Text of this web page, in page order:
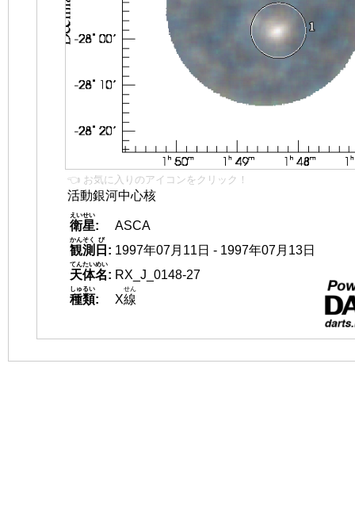
👈 お気に入りのアイコンをクリック！
活動銀河中心核
衛星
えいせい
:
ASCA
観測
かんそく
日
び
: 1997年07月11日 - 1997年07月13日
天体名
てんたいめい
: RX_J_0148-27
種類
しゅるい
: X線
せん